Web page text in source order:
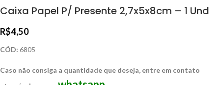
Caixa Papel P/ Presente 2,7x5x8cm – 1 Und
R$4,50
CÓD: 6805
Caso não consiga a quantidade que deseja, entre em contato